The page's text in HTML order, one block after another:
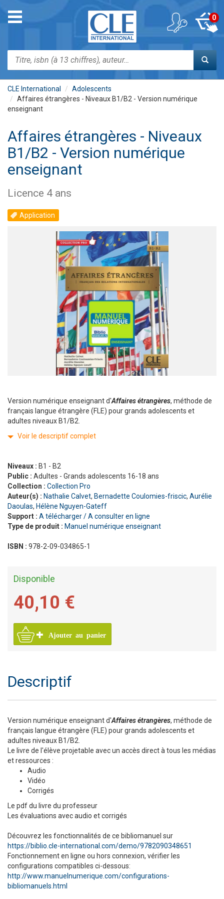
contenu
Toggle
navigation
Rechercher
0
CLE International
Adolescents
Affaires étrangères - Niveaux B1/B2 - Version numérique
enseignant
Affaires étrangères - Niveaux
B1/B2 - Version numérique
enseignant
Licence 4 ans
Application
Version numérique enseignant d'Affaires étrangères, méthode de
français langue étrangère (FLE) pour grands adolescents et
adultes niveaux B1/B2.
Voir le descriptif complet
Niveaux : B1 - B2
Public : Adultes - Grands adolescents 16-18 ans
Collection : Collection Pro
Auteur(s) : Nathalie Calvet, Bernadette Coulomies-friscic, Aurélie
Daoulas, Hélène Nguyen-Gateff
Support : A télécharger / A consulter en ligne
Type de produit : Manuel numérique enseignant
ISBN : 978-2-09-034865-1
Disponible
40,10 €
Ajouter au panier
Descriptif
Version numérique enseignant d'Affaires étrangères, méthode de
français langue étrangère (FLE) pour grands adolescents et
adultes niveaux B1/B2.
Le livre de l'élève projetable avec un accès direct à tous les médias
et ressources :
Audio
Vidéo
Corrigés
Le pdf du livre du professeur
Les évaluations avec audio et corrigés
​Découvrez les fonctionnalités de ce bibliomanuel sur
https://biblio.cle-international.com/demo/9782090348651
Fonctionnement en ligne ou hors connexion, vérifier les
configurations compatibles ci-dessous:
http://www.manuelnumerique.com/configurations-
bibliomanuels.html